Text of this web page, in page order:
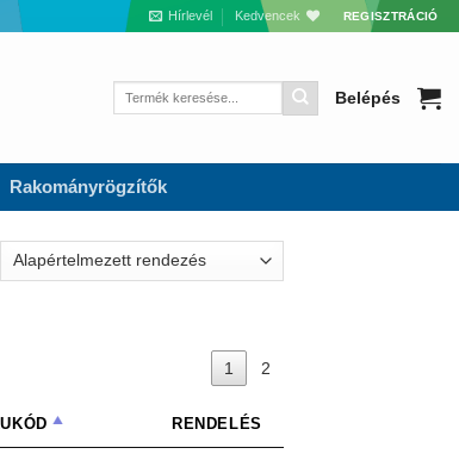
Hírlevél Kedvencek REGISZTRÁCIÓ
Keresés
Belépés
Rakományrögzítők
1 2
RENDELÉS